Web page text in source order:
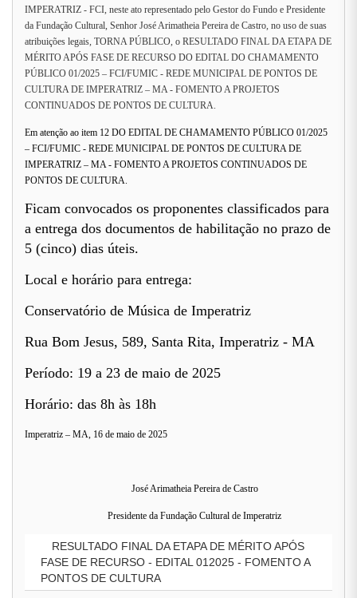
IMPERATRIZ - FCI, neste ato representado pelo Gestor do Fundo e Presidente
da Fundação Cultural, Senhor José Arimatheia Pereira de Castro, no uso de suas
atribuições legais, TORNA PÚBLICO, o RESULTADO FINAL DA ETAPA DE
MÉRITO APÓS FASE DE RECURSO DO EDITAL DO CHAMAMENTO
PÚBLICO 01/2025 – FCI/FUMIC - REDE MUNICIPAL DE PONTOS DE
CULTURA DE IMPERATRIZ – MA - FOMENTO A PROJETOS
CONTINUADOS DE PONTOS DE CULTURA.
Em atenção ao item 12 DO EDITAL DE CHAMAMENTO PÚBLICO 01/2025
– FCI/FUMIC - REDE MUNICIPAL DE PONTOS DE CULTURA DE
IMPERATRIZ – MA - FOMENTO A PROJETOS CONTINUADOS DE
PONTOS DE CULTURA.
Ficam convocados os proponentes classificados para
a entrega dos documentos de habilitação no prazo de
5 (cinco) dias úteis.
Local e horário para entrega:
Conservatório de Música de Imperatriz
Rua Bom Jesus, 589, Santa Rita, Imperatriz - MA
Período: 19 a 23 de maio de 2025
Horário: das 8h às 18h
Imperatriz – MA, 16 de maio de 2025
José Arimatheia Pereira de Castro
Presidente da Fundação Cultural de Imperatriz
RESULTADO FINAL DA ETAPA DE MÉRITO APÓS
FASE DE RECURSO - EDITAL 012025 - FOMENTO A
PONTOS DE CULTURA